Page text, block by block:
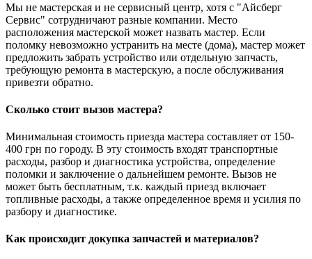
Мы не мастерская и не сервисный центр, хотя с "Айсберг
Сервис" сотрудничают разные компании. Место
расположения мастерской может назвать мастер. Если
поломку невозможно устранить на месте (дома), мастер может
предложить забрать устройство или отдельную запчасть,
требующую ремонта в мастерскую, а после обслуживания
привезти обратно.
Сколько стоит вызов мастера?
Минимальная стоимость приезда мастера составляет от 150-
400 грн по городу. В эту стоимость входят транспортные
расходы, разбор и диагностика устройства, определение
поломки и заключение о дальнейшем ремонте. Вызов не
может быть бесплатным, т.к. каждый приезд включает
топливные расходы, а также определенное время и усилия по
разбору и диагностике.
Как происходит докупка запчастей и материалов?